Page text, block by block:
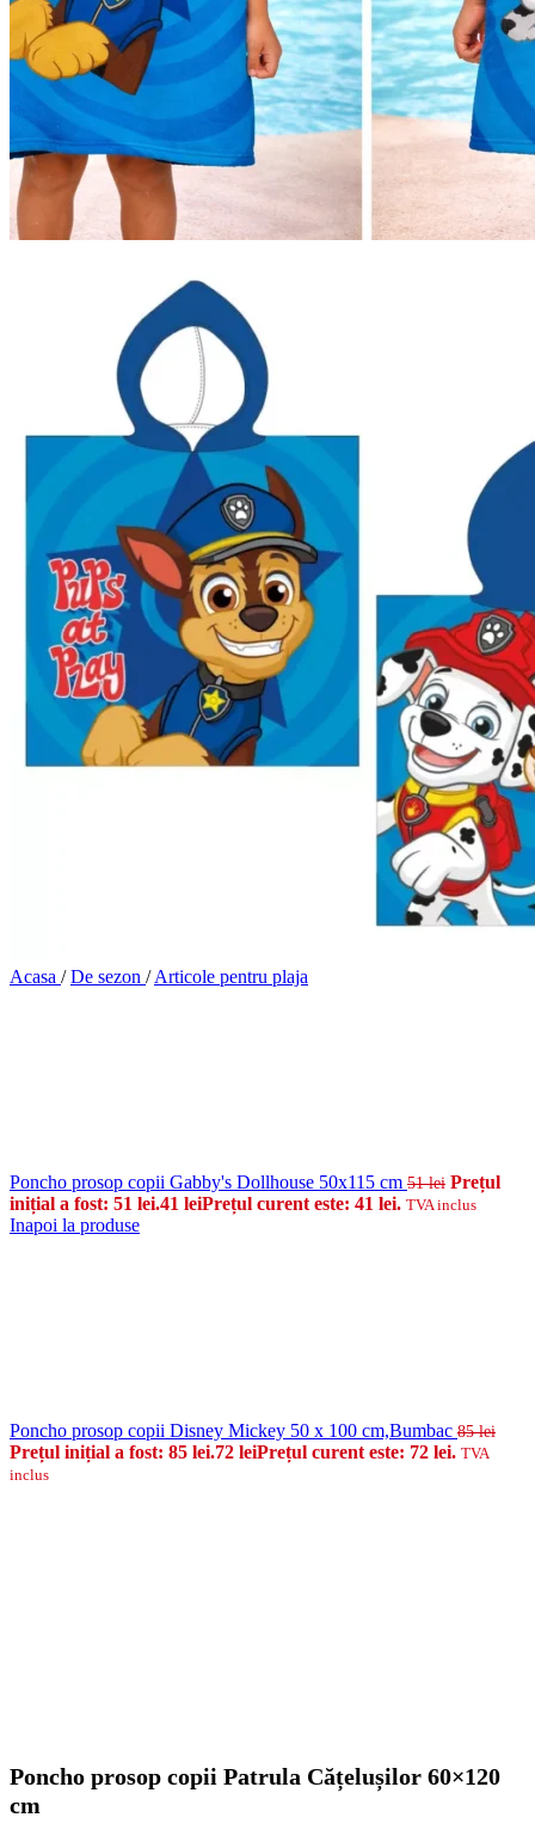
Acasa / De sezon / Articole pentru plaja
Poncho prosop copii Gabby's Dollhouse 50x115 cm 51lei Prețul
inițial a fost: 51 lei.41 leiPrețul curent este: 41 lei. TVA inclus
Inapoi la produse
Poncho prosop copii Disney Mickey 50 x 100 cm,Bumbac 85lei
Prețul inițial a fost: 85 lei.72 leiPrețul curent este: 72 lei. TVA
inclus
Poncho prosop copii Patrula Cățelușilor 60×120
cm